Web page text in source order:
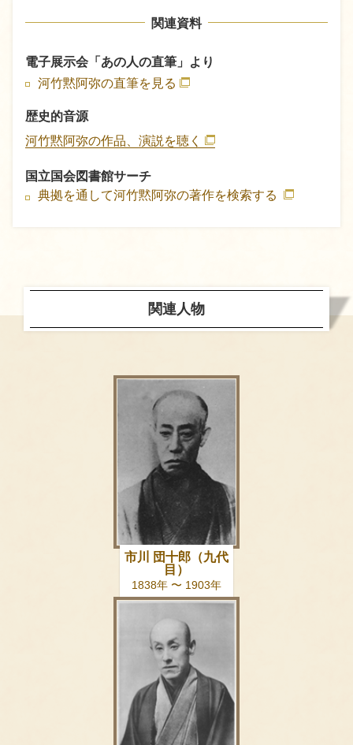
関連資料
電子展示会「あの人の直筆」より
河竹黙阿弥の直筆を見る
歴史的音源
河竹黙阿弥の作品、演説を聴く
国立国会図書館サーチ
典拠を通して河竹黙阿弥の著作を検索する
関連人物
市川 団十郎（九代
目）
1838年 〜 1903年